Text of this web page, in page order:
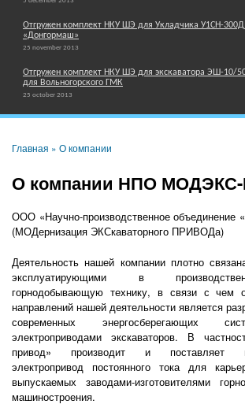
Отгружен комплект НКУ ШЭ для Укладчика У1СН-
«Донгормаш»
25 november 2013
Отгружен комплект НКУ ШЭ для экскаватора ЭШ-10/
для Вольногорского ГМК
25 october 2013
Главная » О компании
О компании НПО
ООО «Научно-производственное
(МОДернизация ЭКСкаваторного ПРИВОДа)
Деятельность нашей компании плотно
эксплуатирующими в
горнодобывающую технику, в связи с чем
направлений нашей деятельности является
современных энергосберегающих
электроприводами экскаваторов. В
привод» производит и поставляет
электропривод постоянного тока для
выпускаемых заводами-изготовителями
машиностроения.